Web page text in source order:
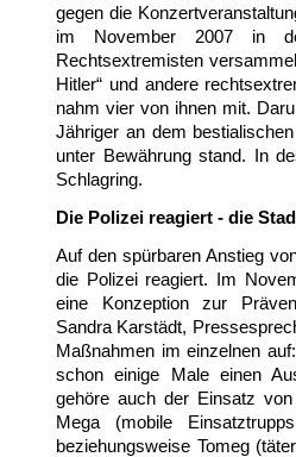
gegen die
im November 2007 in
Rechtsextremisten
Hitler“ und andere
nahm vier von ihnen mit.
Jähriger an dem
unter Bewährung stand. In
Schlagring.
Die Polizei reagiert - die
Auf den spürbaren Anstieg
die Polizei reagiert. Im
eine Konzeption zur
Sandra Karstädt,
Maßnahmen im einzelnen
schon einige Male einen
gehöre auch der Einsatz
Mega (mobile
beziehungsweise Tomeg